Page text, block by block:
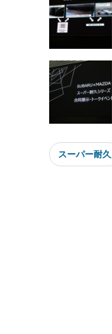
スーパー耐久